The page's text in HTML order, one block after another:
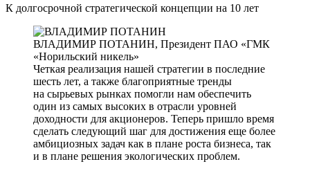
К долгосрочной стратегической концепции на 10 лет
ВЛАДИМИР ПОТАНИН, Президент ПАО «ГМК
«Норильский никель»
Четкая реализация нашей стратегии в последние
шесть лет, а также благоприятные тренды
на сырьевых рынках помогли нам обеспечить
один из самых высоких в отрасли уровней
доходности для акционеров. Теперь пришло время
сделать следующий шаг для достижения еще более
амбициозных задач как в плане роста бизнеса, так
и в плане решения экологических проблем.